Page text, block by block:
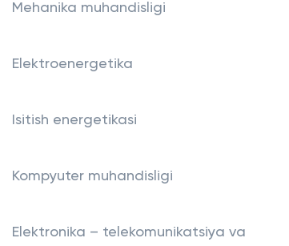
Mehanika muhandisligi
Elektroenergetika
Isitish energetikasi
Kompyuter muhandisligi
Elektronika – telekomunikatsiya va